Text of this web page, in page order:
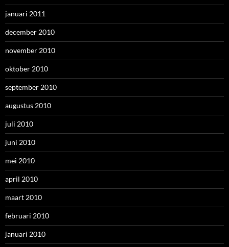
januari 2011
december 2010
november 2010
oktober 2010
september 2010
augustus 2010
juli 2010
juni 2010
mei 2010
april 2010
maart 2010
februari 2010
januari 2010